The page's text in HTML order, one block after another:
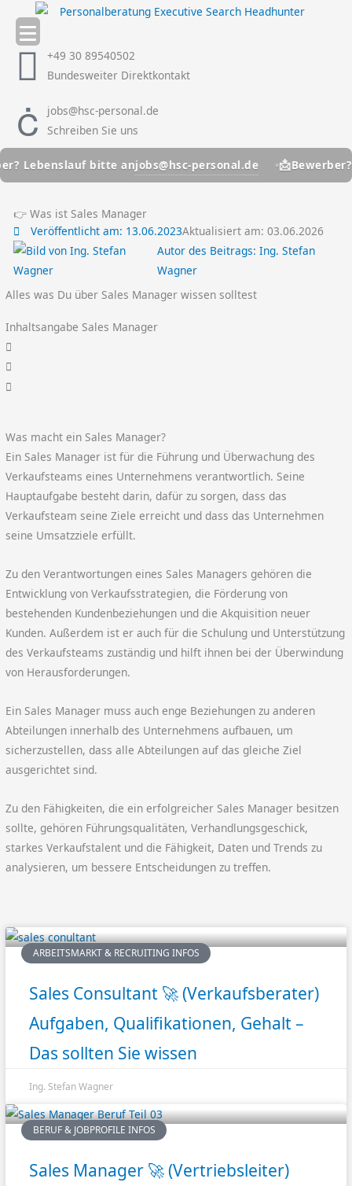
Inhalt
springen +49 30 89540502
Bundesweiter Direktkontakt
jobs@hsc-personal.de
Schreiben Sie uns
bitte anjobs@hsc-personal.de 📩 Bewerber?
👉 Was ist Sales Manager
Veröffentlicht am: 13.06.2023Aktualisiert am: 03.06.2026
Autor des Beitrags: Ing. Stefan
Wagner
Alles was Du über Sales Manager wissen solltest
Inhaltsangabe Sales Manager
Was macht ein Sales Manager?
Ein Sales Manager ist für die Führung und Überwachung des
Verkaufsteams eines Unternehmens verantwortlich. Seine
Hauptaufgabe besteht darin, dafür zu sorgen, dass das
Verkaufsteam seine Ziele erreicht und dass das Unternehmen
seine Umsatzziele erfüllt.
Zu den Verantwortungen eines Sales Managers gehören die
Entwicklung von Verkaufsstrategien, die Förderung von
bestehenden Kundenbeziehungen und die Akquisition neuer
Kunden. Außerdem ist er auch für die Schulung und Unterstützung
des Verkaufsteams zuständig und hilft ihnen bei der Überwindung
von Herausforderungen.
Ein Sales Manager muss auch enge Beziehungen zu anderen
Abteilungen innerhalb des Unternehmens aufbauen, um
sicherzustellen, dass alle Abteilungen auf das gleiche Ziel
ausgerichtet sind.
Zu den Fähigkeiten, die ein erfolgreicher Sales Manager besitzen
sollte, gehören Führungsqualitäten, Verhandlungsgeschick,
starkes Verkaufstalent und die Fähigkeit, Daten und Trends zu
analysieren, um bessere Entscheidungen zu treffen.
ARBEITSMARKT & RECRUITING INFOS
Sales Consultant 🚀 (Verkaufsberater)
Aufgaben, Qualifikationen, Gehalt –
Das sollten Sie wissen
Ing. Stefan Wagner
BERUF & JOBPROFILE INFOS
Sales Manager 🚀 (Vertriebsleiter)